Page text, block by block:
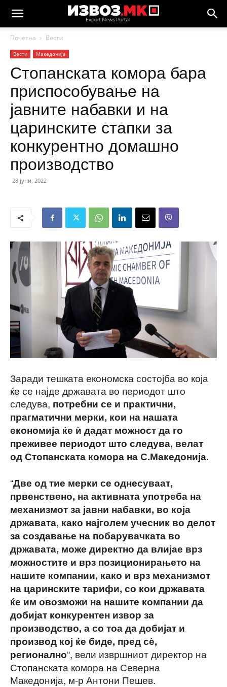
Почетна Вести
Вести Македонија
Стопанската комора бара
приспособување на
јавните набавки и на
царинските стапки за
конкурентно домашно
производство
28 јуни, 2022
Заради тешката економска состојба во која
ќе се најде државата во периодот што
следува, потребни се и практични,
прагматични мерки, кои на нашата
економија ќе ѝ дадат можност да го
преживее периодот што следува, велат
од Стопанската комора на С.Македонија.
“Две од тие мерки се однесуваат,
првенствено, на активната употреба на
механизмот за јавни набавки, во која
државата, како најголем учесник во делот
за создавање на побарувачката во
државата, може директно да влијае врз
можностите и врз позиционирањето на
нашите компании, како и врз механизмот
на царинските тарифи, со кои државата
ќе им овозможи на нашите компании да
добијат конкурентен извор за
производство, а со тоа да добијат и
производ кој ќе биде, пред сѐ,
регионално“, вели извршниот директор на
Стопанската комора на Северна
Македонија, м-р Антони Пешев.